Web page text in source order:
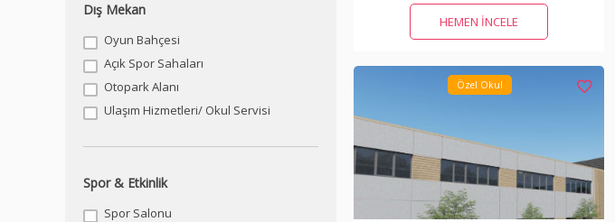
Dış Mekan
Oyun Bahçesi
Açık Spor Sahaları
Otopark Alanı
Ulaşım Hizmetleri/ Okul Servisi
Spor & Etkinlik
Spor Salonu
HEMEN İNCELE
Özel Okul